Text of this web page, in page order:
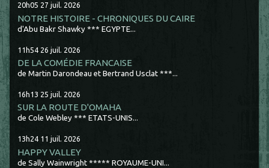
20h05 27 juil. 2026
NOTRE HISTOIRE - CHRONIQUES DU CAIRE
d'Abu Bakr Shawky *** EGYPTE...
11h54 26 juil. 2026
DE LA COMÉDIE FRANCAISE
de Martin Darondeau et Bertrand Usclat ***...
16h13 25 juil. 2026
SUR LA ROUTE D'OMAHA
de Cole Webley *** ETATS-UNIS...
13h24 11 juil. 2026
HAPPY VALLEY
de Sally Wainwright ***** ROYAUME-UNI...